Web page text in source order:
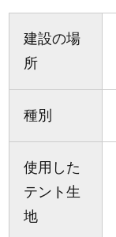
建設の場
所
種別
使用した
テント生
地